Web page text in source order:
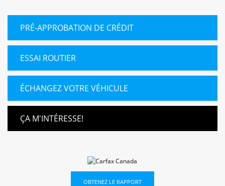
OBTENEZ LE RAPPORT
PRÉ-APPROBATION DE CRÉDIT
ESSAI ROUTIER
ÉCHANGEZ VOTRE VÉHICULE
ÇA M'INTÉRESSE!